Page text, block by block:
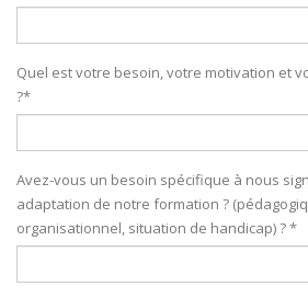
Quel est votre besoin, votre motivation et
?*
Avez-vous un besoin spécifique à nous
adaptation de notre formation ?
organisationnel, situation de handicap) ?*